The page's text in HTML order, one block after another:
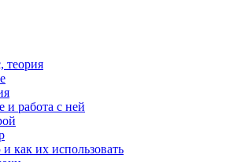
теория
и работа с ней
как их использовать